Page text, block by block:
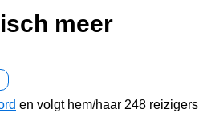
meer
en volgt hem/haar 248 reizigers